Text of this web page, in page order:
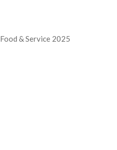
Food & Service 2025